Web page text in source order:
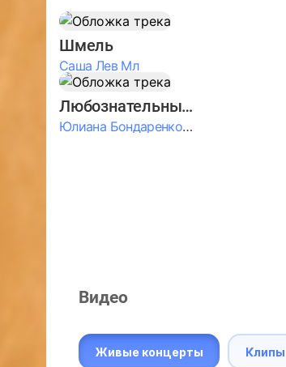
Шмель
Саша Лев Мл
Любознательные Дети
Юлиана Бондаренко & Амелия Колпакова & Егор Егоров & Валерия Шевченко & Ксюша Косичкина
Видео
Живые концерты Клипы